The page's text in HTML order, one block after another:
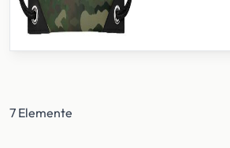
7 Elemente